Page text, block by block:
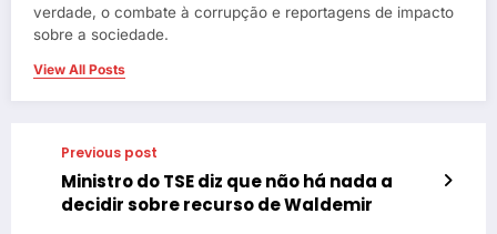
verdade, o combate à corrupção e reportagens de impacto
sobre a sociedade.
View All Posts
Previous post
Ministro do TSE diz que não há nada a
decidir sobre recurso de Waldemir